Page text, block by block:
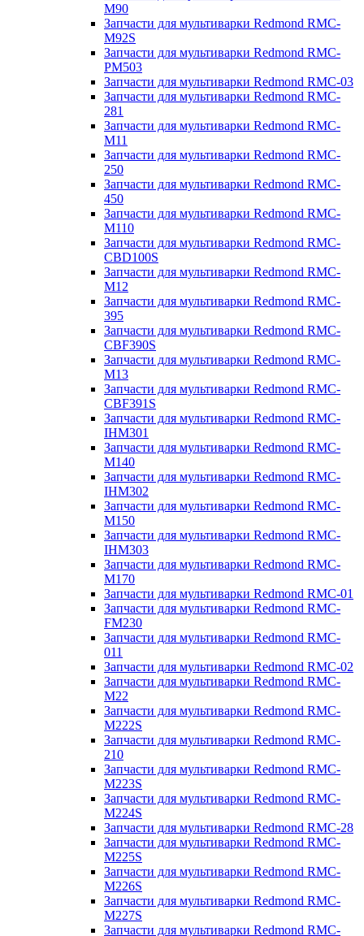
M90
Запчасти для мультиварки Redmond RMC-
M92S
Запчасти для мультиварки Redmond RMC-
PM503
Запчасти для мультиварки Redmond RMC-03
Запчасти для мультиварки Redmond RMC-
281
Запчасти для мультиварки Redmond RMC-
M11
Запчасти для мультиварки Redmond RMC-
250
Запчасти для мультиварки Redmond RMC-
450
Запчасти для мультиварки Redmond RMC-
M110
Запчасти для мультиварки Redmond RMC-
CBD100S
Запчасти для мультиварки Redmond RMC-
M12
Запчасти для мультиварки Redmond RMC-
395
Запчасти для мультиварки Redmond RMC-
CBF390S
Запчасти для мультиварки Redmond RMC-
M13
Запчасти для мультиварки Redmond RMC-
CBF391S
Запчасти для мультиварки Redmond RMC-
IHM301
Запчасти для мультиварки Redmond RMC-
M140
Запчасти для мультиварки Redmond RMC-
IHM302
Запчасти для мультиварки Redmond RMC-
M150
Запчасти для мультиварки Redmond RMC-
IHM303
Запчасти для мультиварки Redmond RMC-
M170
Запчасти для мультиварки Redmond RMC-01
Запчасти для мультиварки Redmond RMC-
FM230
Запчасти для мультиварки Redmond RMC-
011
Запчасти для мультиварки Redmond RMC-02
Запчасти для мультиварки Redmond RMC-
M22
Запчасти для мультиварки Redmond RMC-
M222S
Запчасти для мультиварки Redmond RMC-
210
Запчасти для мультиварки Redmond RMC-
M223S
Запчасти для мультиварки Redmond RMC-
M224S
Запчасти для мультиварки Redmond RMC-28
Запчасти для мультиварки Redmond RMC-
M225S
Запчасти для мультиварки Redmond RMC-
M226S
Запчасти для мультиварки Redmond RMC-
M227S
Запчасти для мультиварки Redmond RMC-